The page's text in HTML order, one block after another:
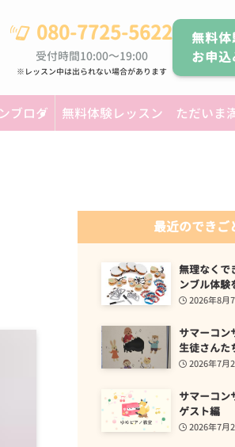
080-7725-5622
受付時間10:00～19:00
※レッスン中は出られない場合があります
無料
お申
ブログ 無料体験レッスン ただいま
最近のできご
無理なく
ンブル体験
2026年8月
サマーコン
生徒さんた
2026年7月
サマーコ
ゲスト編
2026年7月